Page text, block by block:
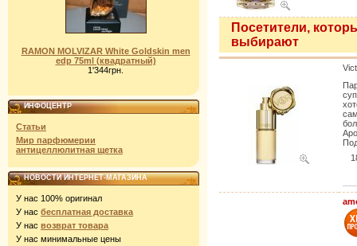
RAMON MOLVIZAR White Goldskin men
edp 75ml (квадратный)
1'344грн.
ИНФОЦЕНТР
Статьи
Мир парфюмерии
антицеллюлитная щетка
НОВОСТИ ИНТЕРНЕТ-МАГАЗИНА
У нас 100% оригинал
У нас бесплатная доставка
У нас возврат товара
У нас минимальные цены
Посетители,
выбирают